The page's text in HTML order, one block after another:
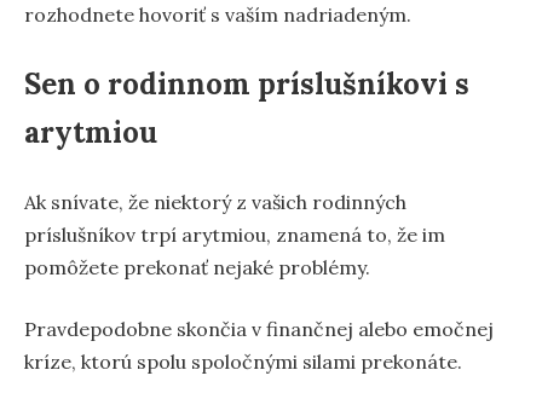
rozhodnete hovoriť s vaším nadriadeným.
Sen o rodinnom príslušníkovi s
arytmiou
Ak snívate, že niektorý z vašich rodinných
príslušníkov trpí arytmiou, znamená to, že im
pomôžete prekonať nejaké problémy.
Pravdepodobne skončia v finančnej alebo emočnej
kríze, ktorú spolu spoločnými silami prekonáte.